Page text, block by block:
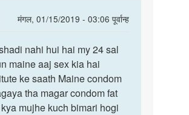
मंगल, 01/15/2019 - 03:06 पूर्वान्ह
nahi hui hai my 24 sal
maine aaj sex kia hai
ke saath Maine condom
tha magar condom fat
mujhe kuch bimari hogi